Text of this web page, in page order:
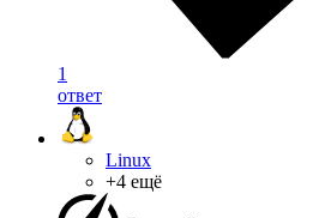
1
ответ
Linux
+4 ещё